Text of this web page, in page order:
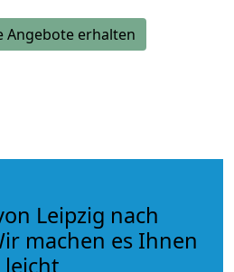
Angebote erhalten
Leipzig nach
machen es Ihnen
leicht